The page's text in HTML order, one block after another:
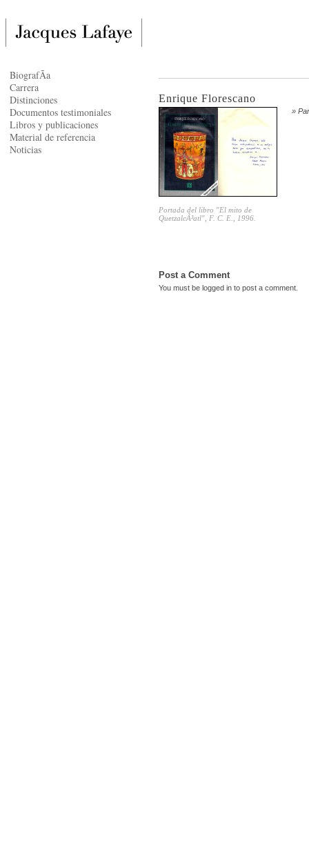
Enrique Florescano
Portada del libro "El mito de
QuetzalcÃ³atl", F. C. E., 1996.
»
Post a Comment
You must be logged in to post a comment.
BiografÃ­a
Carrera
Distinciones
Documentos testimoniales
Libros y publicaciones
Material de referencia
Noticias